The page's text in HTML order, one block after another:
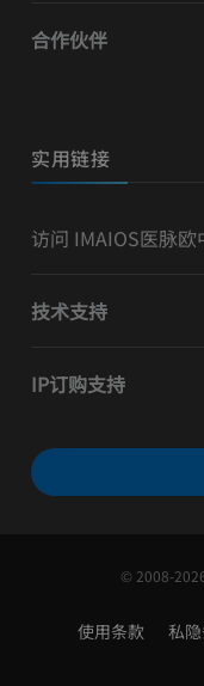
合作伙伴
实用链接
访问 IMAIOS医脉欧
技术支持
IP订购支持
© 2008-
使用条款 私